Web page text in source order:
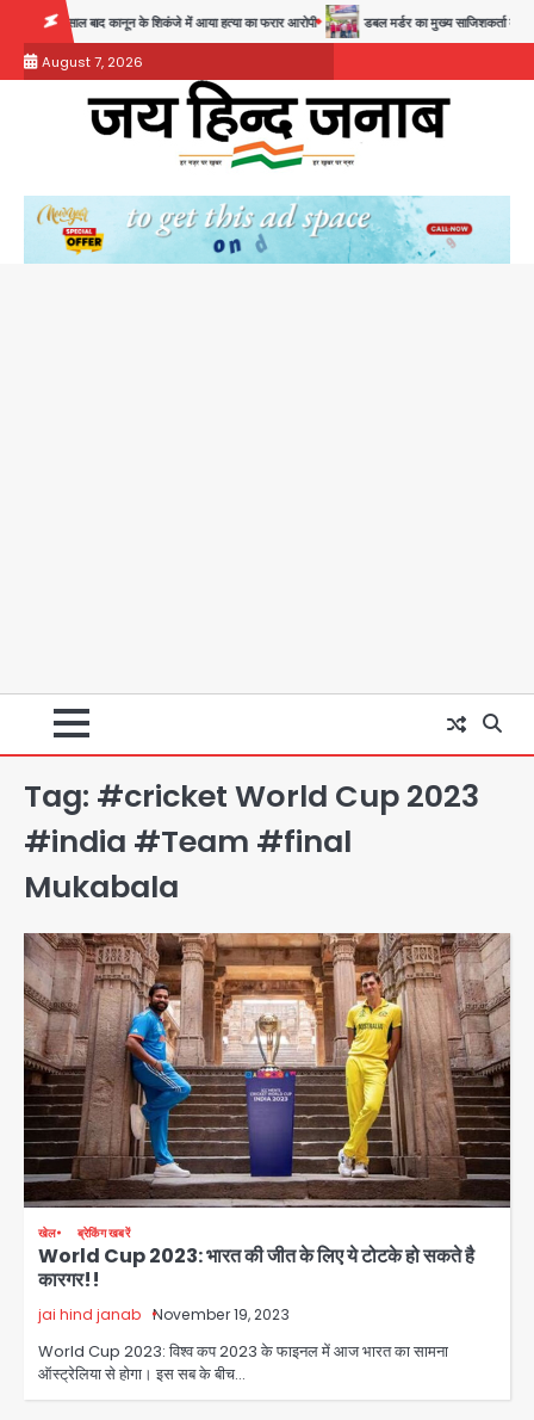
content
28 साल बाद कानून के शिकंजे में आया हत्या का फरार आरोपी डबल मर्डर का मुख्य साजिशकर्ता क्राइम
August 7, 2026
Tag: #cricket World Cup 2023
#india #Team #final
Mukabala
खेल ब्रेकिंग खबरें
World Cup 2023: भारत की जीत के लिए ये टोटके हो सकते है
कारगर!!
jai hind janab November 19, 2023
World Cup 2023: विश्व कप 2023 के फाइनल में आज भारत का सामना
ऑस्ट्रेलिया से होगा। इस सब के बीच…
2
3
28 साल बाद कानून के शिकंजे में आया हत्या का
फरार आरोपी
Team JHJ
के हत्थे